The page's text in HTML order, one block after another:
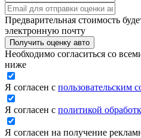
Предварительная стоимость
электронную почту
Получить оценку авто
Необходимо согласиться со
ниже
Я согласен с пользовательским
Я согласен с политикой
Я согласен на получение